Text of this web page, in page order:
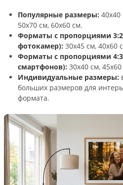
Популярные размеры: 40х40
50х70 см, 60х60 см.
Форматы с пропорциями
фотокамер): 30х45 см, 40х60
Форматы с пропорциями
смартфонов): 30х40 см,
Индивидуальные размеры:
больших размеров для
формата.